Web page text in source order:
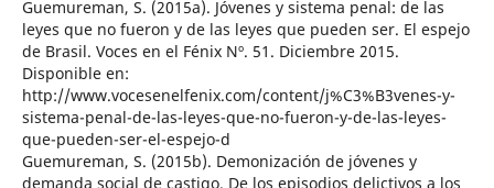
Guemureman, S. (2015a). Jóvenes y sistema penal: de las
leyes que no fueron y de las leyes que pueden ser. El espejo
de Brasil. Voces en el Fénix Nº. 51. Diciembre 2015.
Disponible en:
http://www.vocesenelfenix.com/content/j%C3%B3venes-y-
sistema-penal-de-las-leyes-que-no-fueron-y-de-las-leyes-
que-pueden-ser-el-espejo-d
Guemureman, S. (2015b). Demonización de jóvenes y
demanda social de castigo. De los episodios delictivos a los